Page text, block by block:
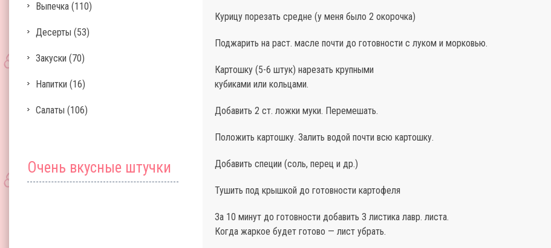
Выпечка (110)
Десерты (53)
Закуски (70)
Напитки (16)
Салаты (106)
Очень вкусные штучки
Курицу порезать средне (у меня было 2 окорочка)
Поджарить на раст. масле почти до готовности с луком и морковью.
Картошку (5-6 штук) нарезать крупными
кубиками или кольцами.
Добавить 2 ст. ложки муки. Перемешать.
Положить картошку. Залить водой почти всю картошку.
Добавить специи (соль, перец и др.)
Тушить под крышкой до готовности картофеля
За 10 минут до готовности добавить 3 листика лавр. листа.
Когда жаркое будет готово — лист убрать.